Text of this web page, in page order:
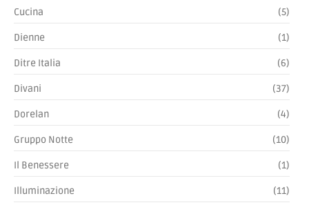
Cucina (5)
Dienne (1)
Ditre Italia (6)
Divani (37)
Dorelan (4)
Gruppo Notte (10)
Il Benessere (1)
Illuminazione (11)